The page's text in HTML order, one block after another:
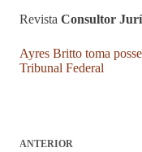
Revista Consultor
Ayres Britto toma
Tribunal Federal
ANTERIOR